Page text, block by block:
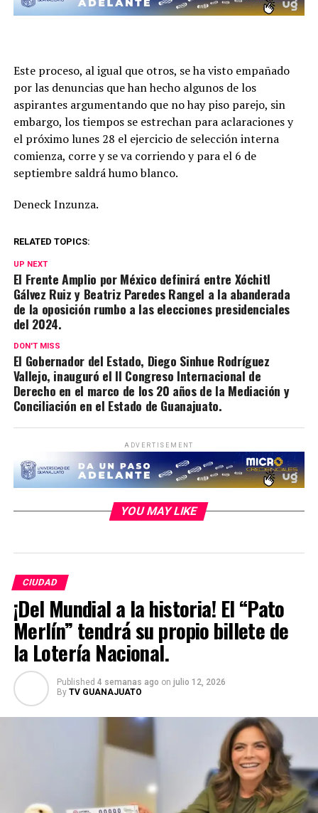
Este proceso, al igual que otros, se ha visto empañado
por las denuncias que han hecho algunos de los
aspirantes argumentando que no hay piso parejo, sin
embargo, los tiempos se estrechan para aclaraciones y
el próximo lunes 28 el ejercicio de selección interna
comienza, corre y se va corriendo y para el 6 de
septiembre saldrá humo blanco.
Deneck Inzunza.
RELATED TOPICS:
UP NEXT
El Frente Amplio por México definirá entre Xóchitl
Gálvez Ruiz y Beatriz Paredes Rangel a la abanderada
de la oposición rumbo a las elecciones presidenciales
del 2024.
DON'T MISS
El Gobernador del Estado, Diego Sinhue Rodríguez
Vallejo, inauguró el II Congreso Internacional de
Derecho en el marco de los 20 años de la Mediación y
Conciliación en el Estado de Guanajuato.
ADVERTISEMENT
YOU MAY LIKE
CIUDAD
¡Del Mundial a la historia! El “Pato
Merlín” tendrá su propio billete de
la Lotería Nacional.
Published 4 semanas ago on julio 12, 2026
By TV GUANAJUATO